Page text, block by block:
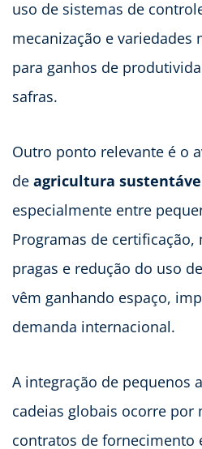
uso de sistemas de
mecanização e
para ganhos de
safras.
Outro ponto relevante é o
de agricultura
especialmente entre
Programas de
pragas e redução do uso
vêm ganhando espaço,
demanda internacional.
A integração de pequenos
cadeias globais ocorre por
contratos de fornecimento